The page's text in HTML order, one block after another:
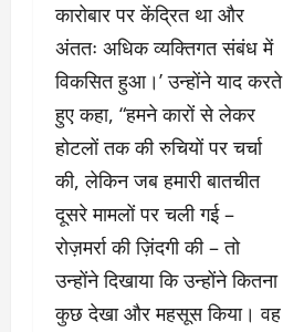
कारोबार पर केंद्रित था और
अंततः अधिक व्यक्तिगत संबंध में
विकसित हुआ।’ उन्होंने याद करते
हुए कहा, “हमने कारों से लेकर
होटलों तक की रुचियों पर चर्चा
की, लेकिन जब हमारी बातचीत
दूसरे मामलों पर चली गई –
रोज़मर्रा की ज़िंदगी की – तो
उन्होंने दिखाया कि उन्होंने कितना
कुछ देखा और महसूस किया। वह